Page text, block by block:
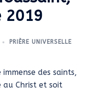
2019
PRIÈRE UNIVERSELLE
des saints,
au Christ et soit